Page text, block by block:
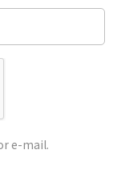
e-mail.